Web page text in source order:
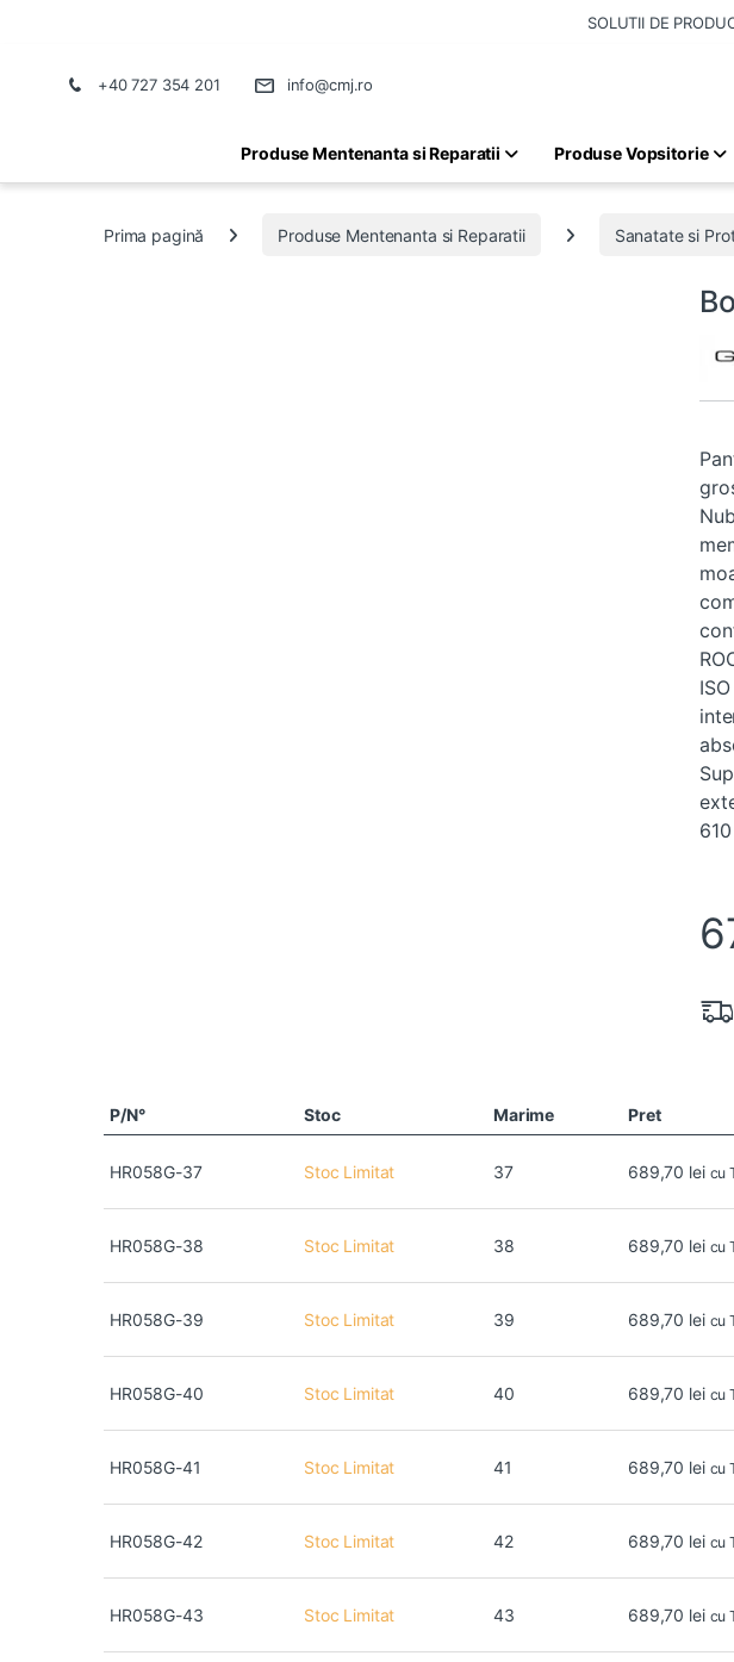
SOLUTII DE
+40 727 354 201 info@cmj.ro
Produse Mentenanta si Reparatii Produse Vopsitorie
Prima pagină Produse Mentenanta si Reparatii Sanatate si
P/N° Stoc Marime Pret
HR058G-37 Stoc Limitat 37 689,70 lei cu
HR058G-38 Stoc Limitat 38 689,70 lei cu
HR058G-39 Stoc Limitat 39 689,70 lei cu
HR058G-40 Stoc Limitat 40 689,70 lei cu
HR058G-41 Stoc Limitat 41 689,70 lei cu
HR058G-42 Stoc Limitat 42 689,70 lei cu
HR058G-43 Stoc Limitat 43 689,70 lei cu